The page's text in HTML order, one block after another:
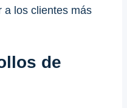
a los clientes más
de